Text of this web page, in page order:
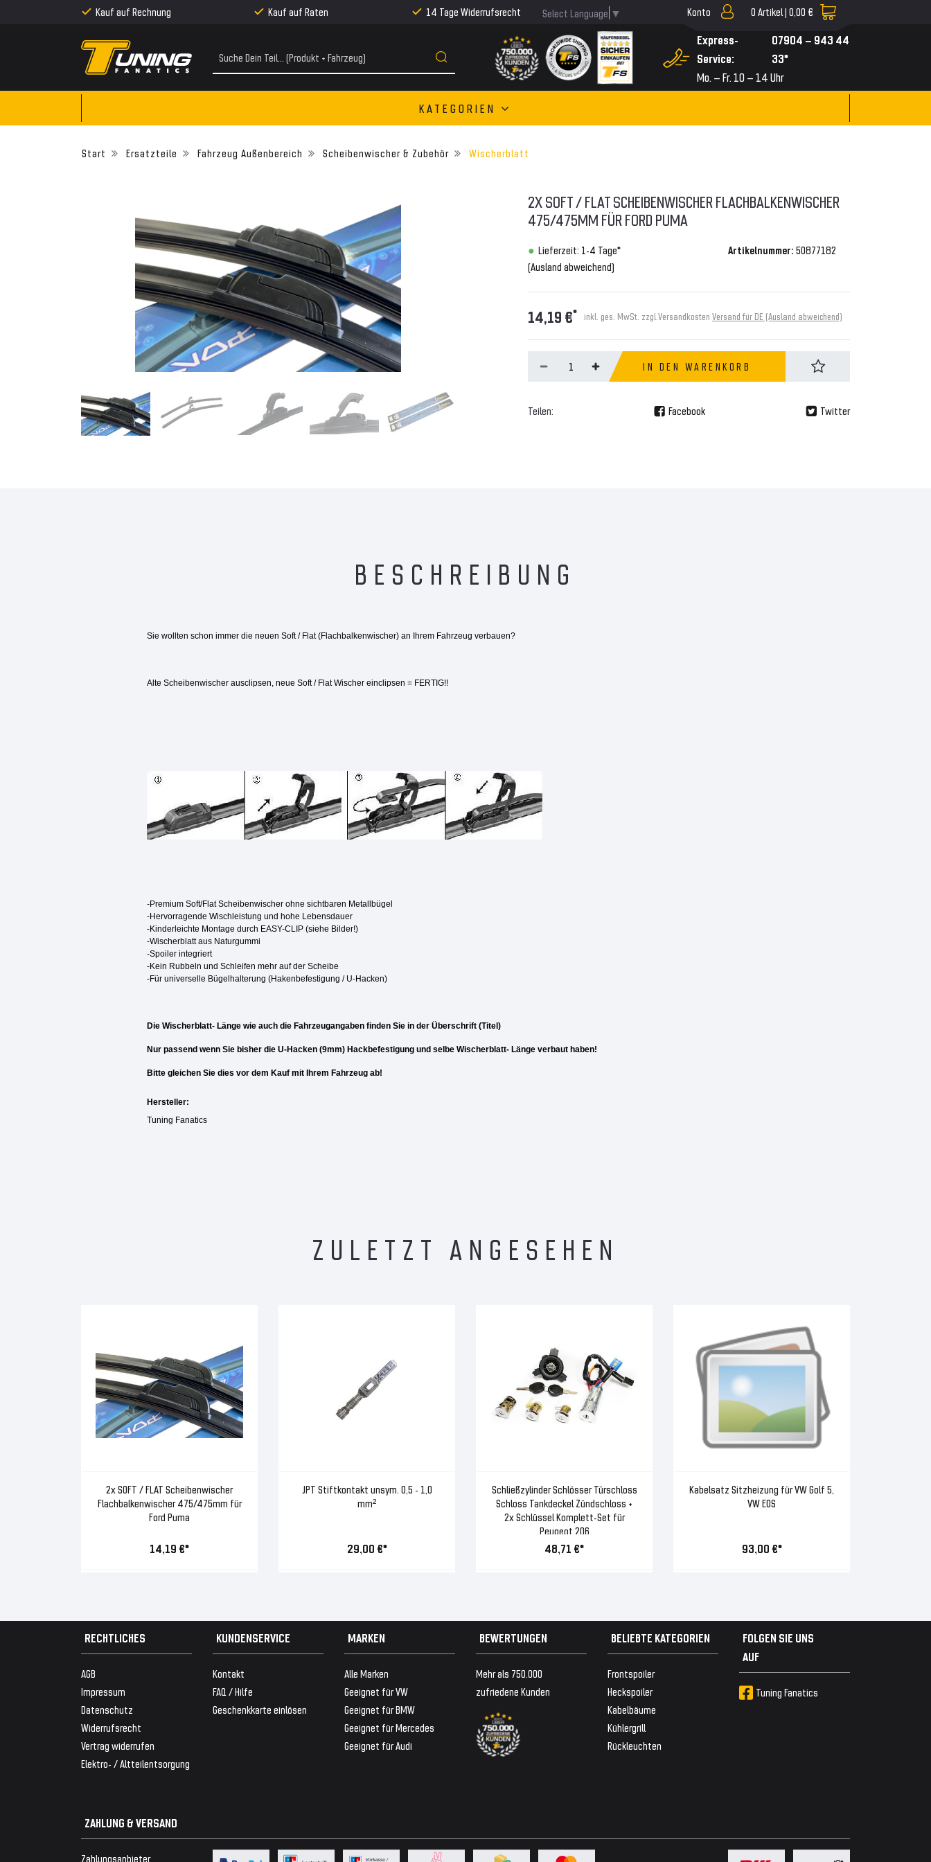
Kauf auf Rechnung Kauf auf Raten 14 Tage Widerrufsrecht Select Language ▼ Konto 0 Artikel | 0,00 €
Express-
Service:
07904 – 943 44
33*
Mo. – Fr. 10 – 14 Uhr
KATEGORIEN
Ersatzteile Fahrzeug Außenbereich Scheibenwischer & Zubehör Wischerblatt
2X SOFT / FLAT SCHEIBENWISCHER FLACHBALKENWISCHER
475/475MM FÜR FORD PUMA
Lieferzeit: 1-4 Tage*
(Ausland abweichend)
Artikelnummer: 50877182
14,19 €* inkl. ges. MwSt. zzgl. Versandkosten Versand für DE (Ausland abweichend)
IN DEN WARENKORB
Teilen: Facebook Twitter
BESCHREIBUNG
Sie wollten schon immer die neuen Soft / Flat (Flachbalkenwischer) an Ihrem Fahrzeug verbauen?
Alte Scheibenwischer ausclipsen, neue Soft / Flat Wischer einclipsen = FERTIG!!
-Premium Soft/Flat Scheibenwischer ohne sichtbaren Metallbügel
-Hervorragende Wischleistung und hohe Lebensdauer
-Kinderleichte Montage durch EASY-CLIP (siehe Bilder!)
-Wischerblatt aus Naturgummi
-Spoiler integriert
-Kein Rubbeln und Schleifen mehr auf der Scheibe
-Für universelle Bügelhalterung (Hakenbefestigung / U-Hacken)
Die Wischerblatt- Länge wie auch die Fahrzeugangaben finden Sie in der Überschrift (Titel)
Nur passend wenn Sie bisher die U-Hacken (9mm) Hackbefestigung und selbe Wischerblatt- Länge verbaut haben!
Bitte gleichen Sie dies vor dem Kauf mit Ihrem Fahrzeug ab!
Hersteller:
Tuning Fanatics
ZULETZT ANGESEHEN
2x SOFT / FLAT Scheibenwischer
Flachbalkenwischer 475/475mm für
Ford Puma
14,19 €*
JPT Stiftkontakt unsym. 0,5 - 1,0
mm²
29,00 €*
Schließzylinder Schlösser Türschloss
Schloss Tankdeckel Zündschloss +
2x Schlüssel Komplett-Set für
Peugeot 206
48,71 €*
Kabelsatz Sitzheizung für VW Golf 5,
VW EOS
93,00 €*
RECHTLICHES
AGB
Impressum
Datenschutz
Widerrufsrecht
Vertrag widerrufen
Elektro- / Altteilentsorgung
KUNDENSERVICE
Kontakt
FAQ / Hilfe
Geschenkkarte einlösen
MARKEN
Alle Marken
Geeignet für VW
Geeignet für BMW
Geeignet für Mercedes
Geeignet für Audi
BEWERTUNGEN
Mehr als 750.000
zufriedene Kunden
BELIEBTE KATEGORIEN
Frontspoiler
Heckspoiler
Kabelbäume
Kühlergrill
Rückleuchten
FOLGEN SIE UNS
AUF
Tuning Fanatics
ZAHLUNG & VERSAND
Zahlungsanbieter